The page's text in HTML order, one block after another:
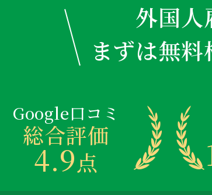
外国人
まずは無料
Google口コミ
総合評価
4.9点